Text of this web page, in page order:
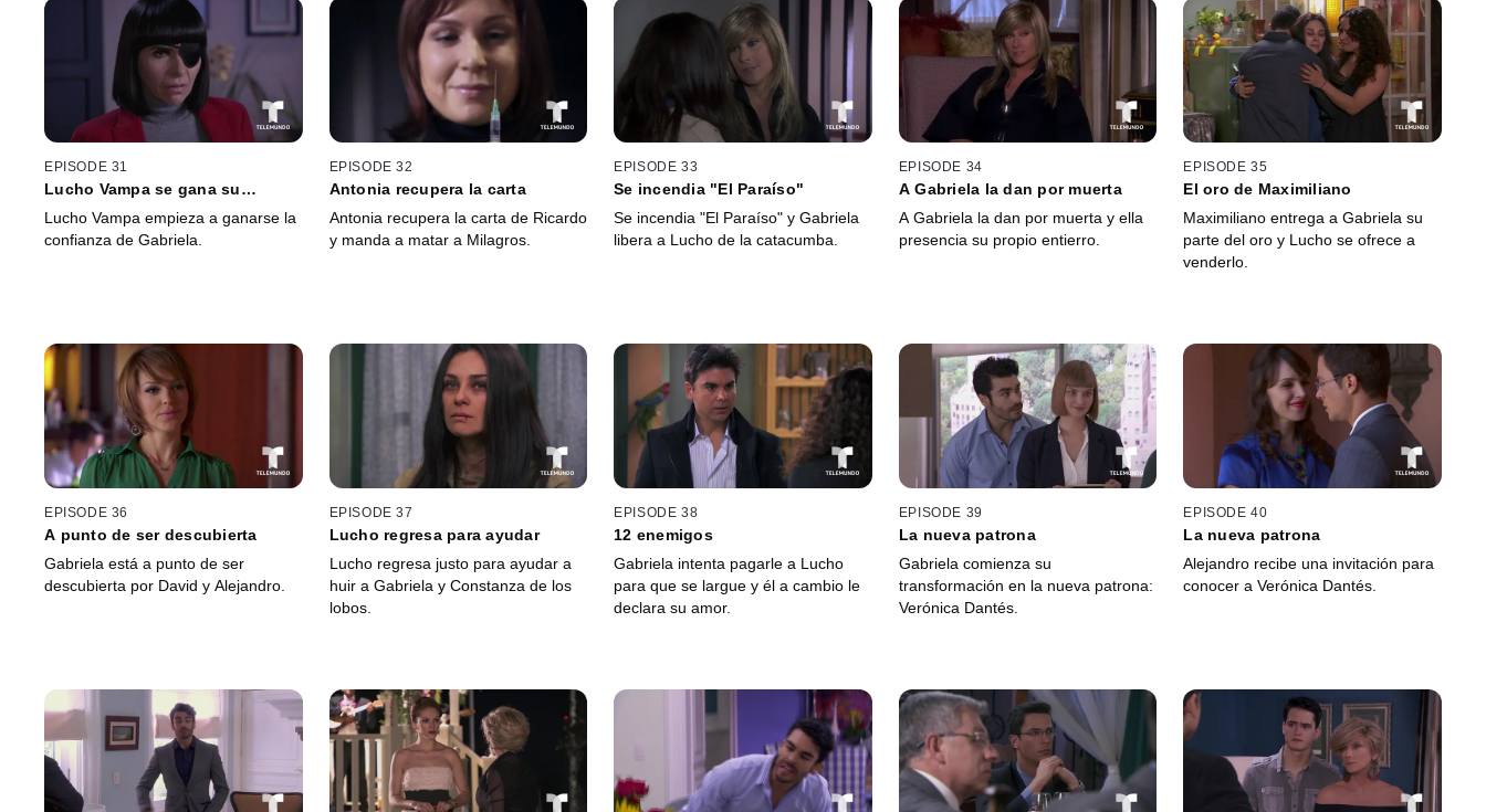
EPISODE 31
Lucho Vampa se gana su
Lucho Vampa empieza a ganarse la
confianza de Gabriela.
EPISODE 32
Antonia recupera la carta
Antonia recupera la carta de Ricardo
y manda a matar a Milagros.
EPISODE 33
Se incendia "El Paraíso"
Se incendia "El Paraíso" y Gabriela
libera a Lucho de la catacumba.
EPISODE 34
A Gabriela la dan por muerta
A Gabriela la dan por muerta y ella
presencia su propio entierro.
EPISODE 35
El oro de Maximiliano
Maximiliano entrega a Gabriela su
parte del oro y Lucho se ofrece a
venderlo.
EPISODE 36
A punto de ser descubierta
Gabriela está a punto de ser
descubierta por David y Alejandro.
EPISODE 37
Lucho regresa para ayudar
Lucho regresa justo para ayudar a
huir a Gabriela y Constanza de los
lobos.
EPISODE 38
12 enemigos
Gabriela intenta pagarle a Lucho
para que se largue y él a cambio le
declara su amor.
EPISODE 39
La nueva patrona
Gabriela comienza su
transformación en la nueva patrona:
Verónica Dantés.
EPISODE 40
La nueva patrona
Alejandro recibe una invitación para
conocer a Verónica Dantés.